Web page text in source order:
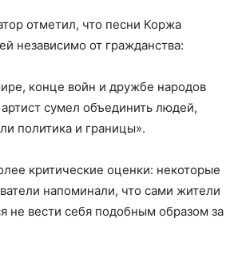
отметил, что песни Коржа
независимо от гражданства:
конце войн и дружбе народов
сумел объединить людей,
политика и границы».
критические оценки: некоторые
напоминали, что сами жители
не вести себя подобным образом за